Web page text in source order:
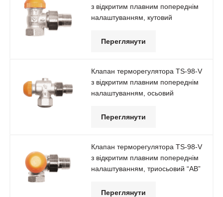
з відкритим плавним попереднім
налаштуванням, кутовий
Переглянути
Клапан терморегулятора TS-98-V
з відкритим плавним попереднім
налаштуванням, осьовий
Переглянути
Клапан терморегулятора TS-98-V
з відкритим плавним попереднім
налаштуванням, триосьовий “АВ”
Переглянути